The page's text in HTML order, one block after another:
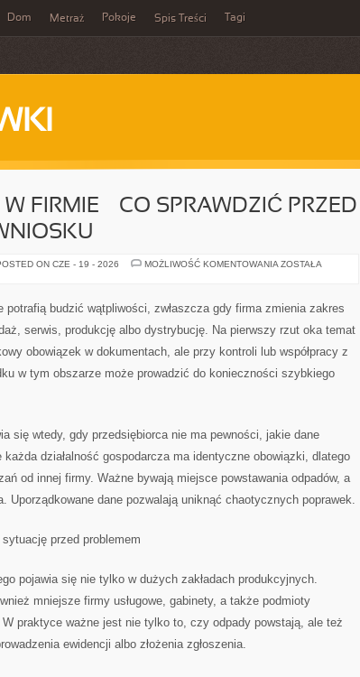
Dom Metraż Pokoje Spis Treści Tagi
W FIRMIE — CO SPRAWDZIĆ PRZED
ON CZE - 19 - 2026 MOŻLIWOŚĆ KOMENTOWANIA REJESTR
—
CO
PRZED
WNIOSKU
ZOSTAŁA
potrafią budzić wątpliwości, zwłaszcza gdy firma zmienia zakres
serwis, produkcję albo dystrybucję. Na pierwszy rzut oka temat
obowiązek w dokumentach, ale przy kontroli lub współpracy z
w tym obszarze może prowadzić do konieczności szybkiego
się wtedy, gdy przedsiębiorca nie ma pewności, jakie dane
działalność gospodarcza ma identyczne obowiązki, dlatego
od innej firmy. Ważne bywają miejsce powstawania odpadów, a
Uporządkowane dane pozwalają uniknąć chaotycznych poprawek.
przed problemem
pojawia się nie tylko w dużych zakładach produkcyjnych.
mniejsze firmy usługowe, gabinety, a także podmioty
praktyce ważne jest nie tylko to, czy odpady powstają, ale też
ewidencji albo złożenia zgłoszenia.